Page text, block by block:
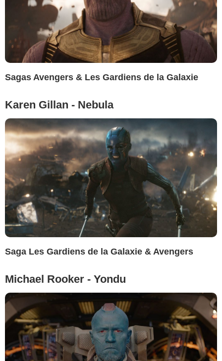
Sagas Avengers & Les Gardiens de la Galaxie
Karen Gillan - Nebula
Saga Les Gardiens de la Galaxie & Avengers
Michael Rooker - Yondu